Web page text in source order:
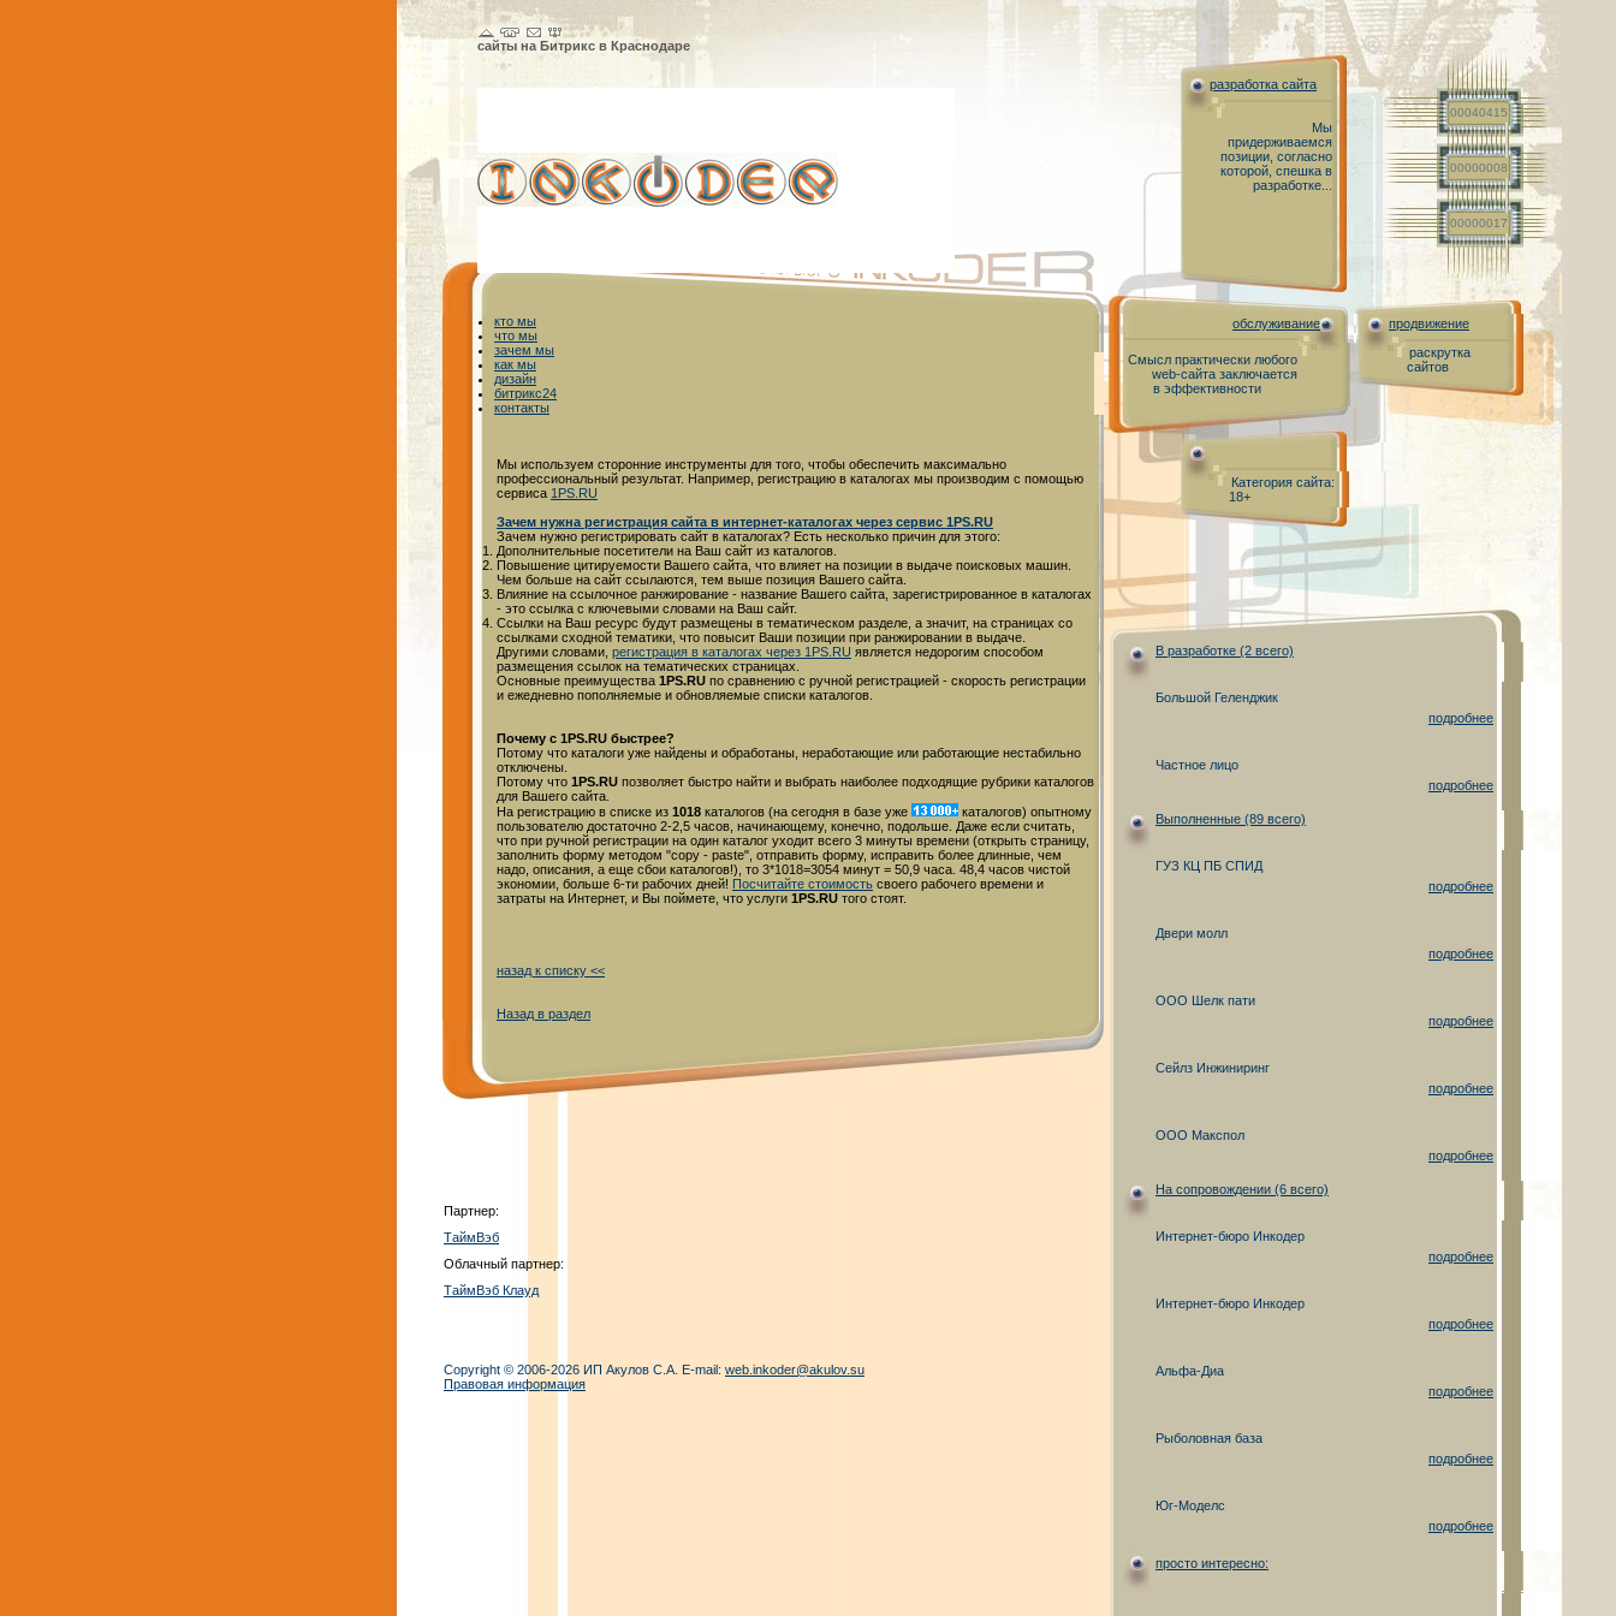
сайты на Битрикс в Краснодаре
разработка сайта
Мы
придерживаемся
позиции, согласно
которой, спешка в
разработке...
00040415
00000008
00000017
кто мы
что мы
зачем мы
как мы
дизайн
битрикс24
контакты
Мы используем сторонние инструменты для того, чтобы обеспечить максимально
профессиональный результат. Например, регистрацию в каталогах мы производим с помощью
сервиса 1PS.RU
Зачем нужна регистрация сайта в интернет-каталогах через сервис 1PS.RU
Зачем нужно регистрировать сайт в каталогах? Есть несколько причин для этого:
Дополнительные посетители на Ваш сайт из каталогов.
Повышение цитируемости Вашего сайта, что влияет на позиции в выдаче поисковых машин.
Чем больше на сайт ссылаются, тем выше позиция Вашего сайта.
Влияние на ссылочное ранжирование - название Вашего сайта, зарегистрированное в каталогах
- это ссылка с ключевыми словами на Ваш сайт.
Ссылки на Ваш ресурс будут размещены в тематическом разделе, а значит, на страницах со
ссылками сходной тематики, что повысит Ваши позиции при ранжировании в выдаче.
Другими словами, регистрация в каталогах через 1PS.RU является недорогим способом
размещения ссылок на тематических страницах.
Основные преимущества 1PS.RU по сравнению с ручной регистрацией - скорость регистрации
и ежедневно пополняемые и обновляемые списки каталогов.
Почему с 1PS.RU быстрее?
Потому что каталоги уже найдены и обработаны, неработающие или работающие нестабильно
отключены.
Потому что 1PS.RU позволяет быстро найти и выбрать наиболее подходящие рубрики каталогов
для Вашего сайта.
На регистрацию в списке из 1018 каталогов (на сегодня в базе уже
каталогов) опытному
пользователю достаточно 2-2,5 часов, начинающему, конечно, подольше. Даже если считать,
что при ручной регистрации на один каталог уходит всего 3 минуты времени (открыть страницу,
заполнить форму методом "copy - paste", отправить форму, исправить более длинные, чем
надо, описания, а еще сбои каталогов!), то 3*1018=3054 минут = 50,9 часа. 48,4 часов чистой
экономии, больше 6-ти рабочих дней! Посчитайте стоимость своего рабочего времени и
затраты на Интернет, и Вы поймете, что услуги 1PS.RU того стоят.
назад к списку <<
Назад в раздел
Партнер:
ТаймВэб
Облачный партнер:
ТаймВэб Клауд
Copyright © 2006-2026 ИП Акулов С.А. E-mail: web.inkoder@akulov.su
Правовая информация
обслуживание
Смысл практически любого
web-сайта заключается
в эффективности
продвижение
раскрутка
сайтов
Категория сайта:
18+
В разработке (2 всего)
Большой Геленджик
подробнее
Частное лицо
подробнее
Выполненные (89 всего)
ГУЗ КЦ ПБ СПИД
подробнее
Двери молл
подробнее
ООО Шелк пати
подробнее
Сейлз Инжиниринг
подробнее
ООО Макспол
подробнее
На сопровождении (6 всего)
Интернет-бюро Инкодер
подробнее
Интернет-бюро Инкодер
подробнее
Альфа-Диа
подробнее
Рыболовная база
подробнее
Юг-Моделс
подробнее
просто интересно: